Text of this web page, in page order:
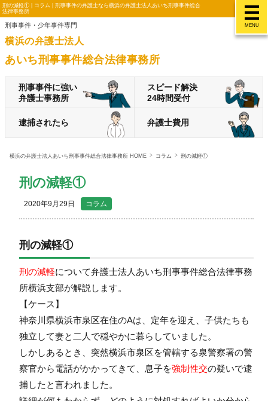
MENU
刑の減軽① | コラム | 刑事事件の弁護士なら横浜の弁護士法人あいち刑事事件総合
法律事務所
刑事事件・少年事件専門
横浜の弁護士法人
あいち刑事事件総合法律事務所
刑事事件に強い
弁護士事務所
スピード解決
24時間受付
逮捕されたら 弁護士費用
横浜の弁護士法人あいち刑事事件総合法律事務所 HOME コラム 刑の減軽①
刑の減軽①
2020年9月29日 コラム
刑の減軽①
刑の減軽について弁護士法人あいち刑事事件総合法律事務
所横浜支部が解説します。
【ケース】
神奈川県横浜市泉区在住のAは、定年を迎え、子供たちも
独立して妻と二人で穏やかに暮らしていました。
しかしあるとき、突然横浜市泉区を管轄する泉警察署の警
察官から電話がかかってきて、息子を強制性交の疑いで逮
捕したと言われました。